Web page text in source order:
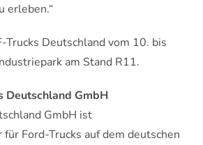
erleben.“
Trucks Deutschland vom 10. bis
am Stand R11.
Deutschland GmbH
GmbH ist
Ford-Trucks auf dem deutschen